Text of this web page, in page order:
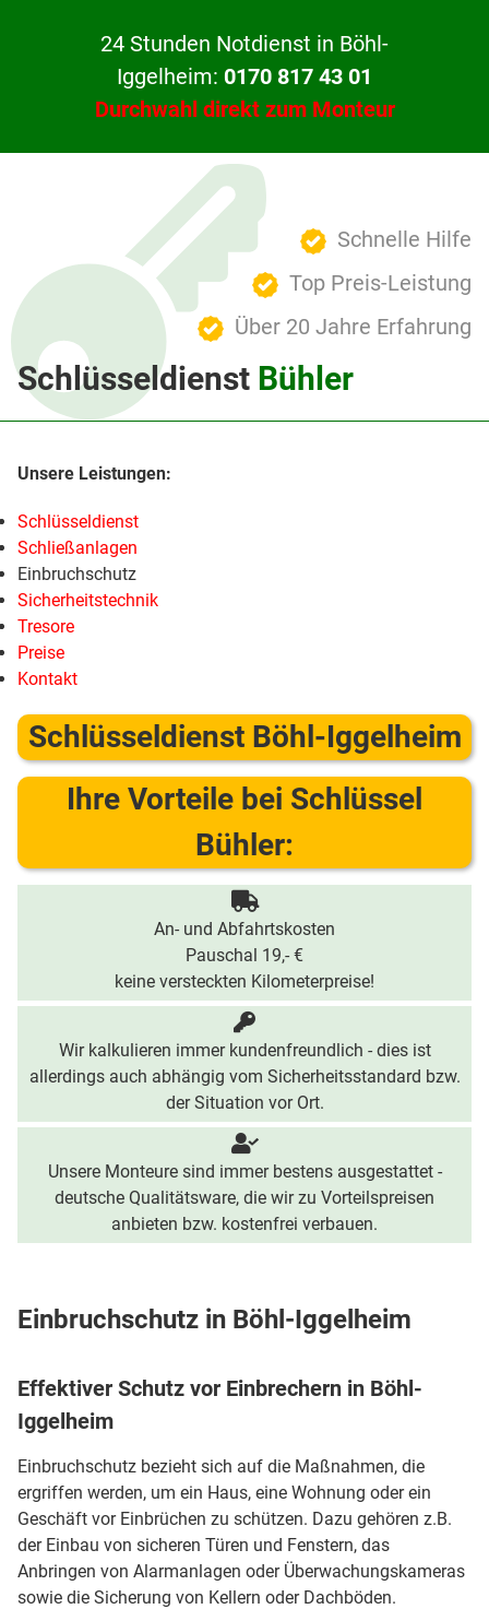
24 Stunden Notdienst in Böhl-
Iggelheim: 0170 817 43 01
Durchwahl direkt zum Monteur
Schnelle Hilfe
Top Preis-Leistung
Über 20 Jahre Erfahrung
Schlüsseldienst Bühler
Schlüsseldienst
Schließanlagen
Einbruchschutz
Sicherheitstechnik
Tresore
Preise
Kontakt
Schlüsseldienst Böhl-Iggelheim
Ihre Vorteile bei Schlüssel
Bühler:
An- und Abfahrtskosten
Pauschal 19,- €
keine versteckten Kilometerpreise!
Wir kalkulieren immer kundenfreundlich - dies ist
allerdings auch abhängig vom Sicherheitsstandard bzw.
der Situation vor Ort.
Unsere Monteure sind immer bestens ausgestattet -
deutsche Qualitätsware, die wir zu Vorteilspreisen
anbieten bzw. kostenfrei verbauen.
Einbruchschutz in Böhl-Iggelheim
Effektiver Schutz vor Einbrechern in Böhl-
Iggelheim
Einbruchschutz bezieht sich auf die Maßnahmen, die
ergriffen werden, um ein Haus, eine Wohnung oder ein
Geschäft vor Einbrüchen zu schützen. Dazu gehören z.B.
der Einbau von sicheren Türen und Fenstern, das
Anbringen von Alarmanlagen oder Überwachungskameras
sowie die Sicherung von Kellern oder Dachböden.